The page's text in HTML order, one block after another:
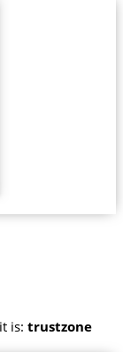
is: trustzone